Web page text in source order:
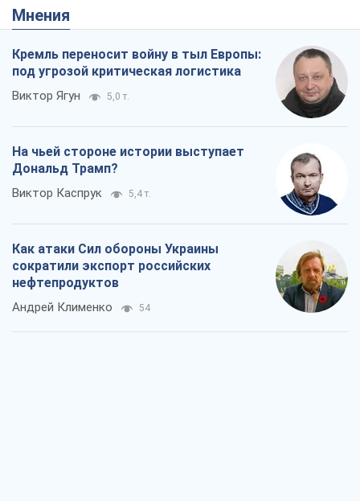
Мнения
Кремль переносит войну в тыл Европы:
под угрозой критическая логистика
Виктор Ягун 5,0 т.
На чьей стороне истории выступает
Дональд Трамп?
Виктор Каспрук 5,4 т.
Как атаки Сил обороны Украины
сократили экспорт российских
нефтепродуктов
Андрей Клименко 54